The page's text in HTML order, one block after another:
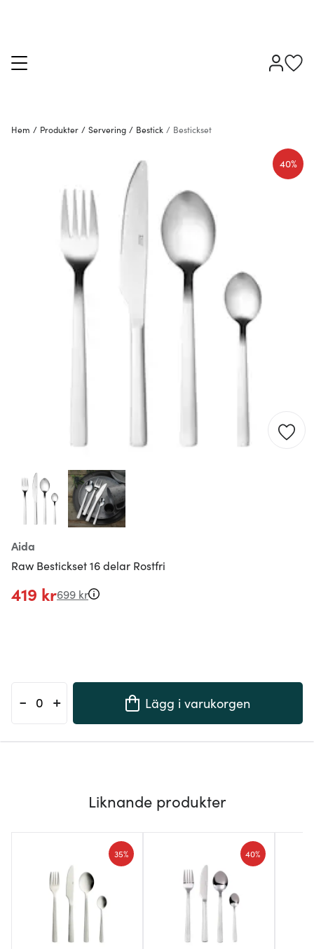
Hem / Produkter / Servering / Bestick / Bestickset
Aida
Raw Bestickset 16 delar Rostfri
40%
419 kr699 kr
- + Lägg i varukorgen
Liknande produkter
35% 40%